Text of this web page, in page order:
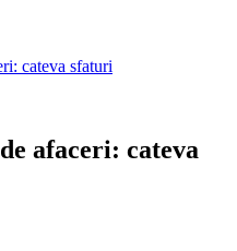
cateva sfaturi
afaceri: cateva